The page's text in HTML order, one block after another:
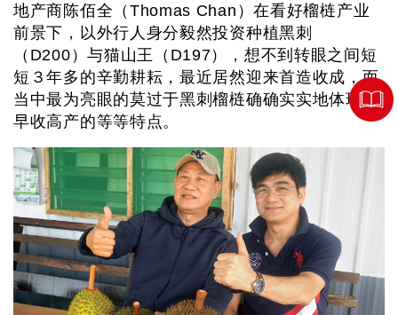
地产商陈佰全（Thomas Chan）在看好榴梿产业
前景下，以外行人身分毅然投资种植黑刺
（D200）与猫山王（D197），想不到转眼之间短
短３年多的辛勤耕耘，最近居然迎来首造收成，而
当中最为亮眼的莫过于黑刺榴梿确确实实地体现了
早收高产的等等特点。